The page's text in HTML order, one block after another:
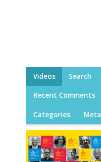
Videos Search
Recent Comments
Categories Meta